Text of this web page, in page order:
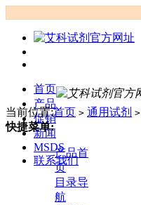
首页
产品
促销
新闻
MSDS
联系我们
当前位置:首页 > 通用试剂 >
快捷菜单:
产品首
页
目录导
航